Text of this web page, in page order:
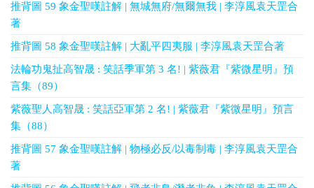
推背圖 59 象金聖嘆註解 | 無城無府/無爾無我 | 李淳風袁天罡合
著
推背圖 58 象金聖嘆註解 | 大亂平四夷服 | 李淳風袁天罡合著
法輪功鬼扯高智晟 : 笑話季軍第 3 名! | 紫薇君『紫微星明』預
言集（89）
紫薇聖人高智晟 : 笑話亞軍第 2 名! | 紫薇君『紫微星明』預言
集（88）
推背圖 57 象金聖嘆註解 | 物極必反/以毒制毒 | 李淳風袁天罡合
著